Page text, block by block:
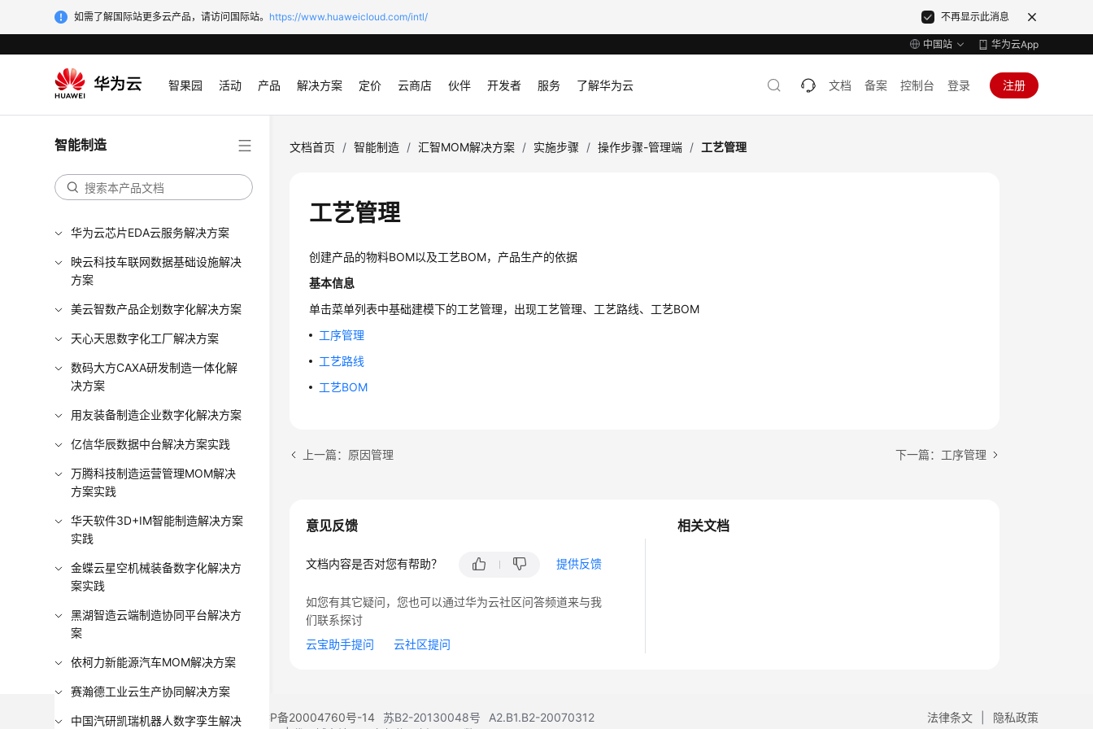
如需了解国际站更多云产品，请访问国际站。 https://www.huaweicloud.com/intl/ 不再显示此消息
中国站 华为云App
智果园 活动 产品 解决方案 定价 云商店 伙伴 开发者 服务 了解华为云 文档 备案 控制台 登录 注册
智能制造
华为云芯片EDA云服务解决方案
映云科技车联网数据基础设施解决
方案
美云智数产品企划数字化解决方案
天心天思数字化工厂解决方案
数码大方CAXA研发制造一体化解
决方案
用友装备制造企业数字化解决方案
亿信华辰数据中台解决方案实践
万腾科技制造运营管理MOM解决
方案实践
华天软件3D+IM智能制造解决方案
实践
金蝶云星空机械装备数字化解决方
案实践
黑湖智造云端制造协同平台解决方
案
依柯力新能源汽车MOM解决方案
赛瀚德工业云生产协同解决方案
中国汽研凯瑞机器人数字孪生解决
文档首页 / 智能制造 / 汇智MOM解决方案 / 实施步骤 / 操作步骤-管理端 / 工艺管理
工艺管理
创建产品的物料BOM以及工艺BOM，产品生产的依据
基本信息
单击菜单列表中基础建模下的工艺管理，出现工艺管理、工艺路线、工艺BOM
工序管理
工艺路线
工艺BOM
上一篇：原因管理 下一篇：工序管理
相关文档
意见反馈
文档内容是否对您有帮助？ 提供反馈
如您有其它疑问，您也可以通过华为云社区问答频道来与我
们联系探讨
云宝助手提问
云社区提问
法律条文 隐私政策
©2026 Huaweicloud.com 版权所有 黔ICP备20004760号-14 苏B2-20130048号
A2.B1.B2-20070312